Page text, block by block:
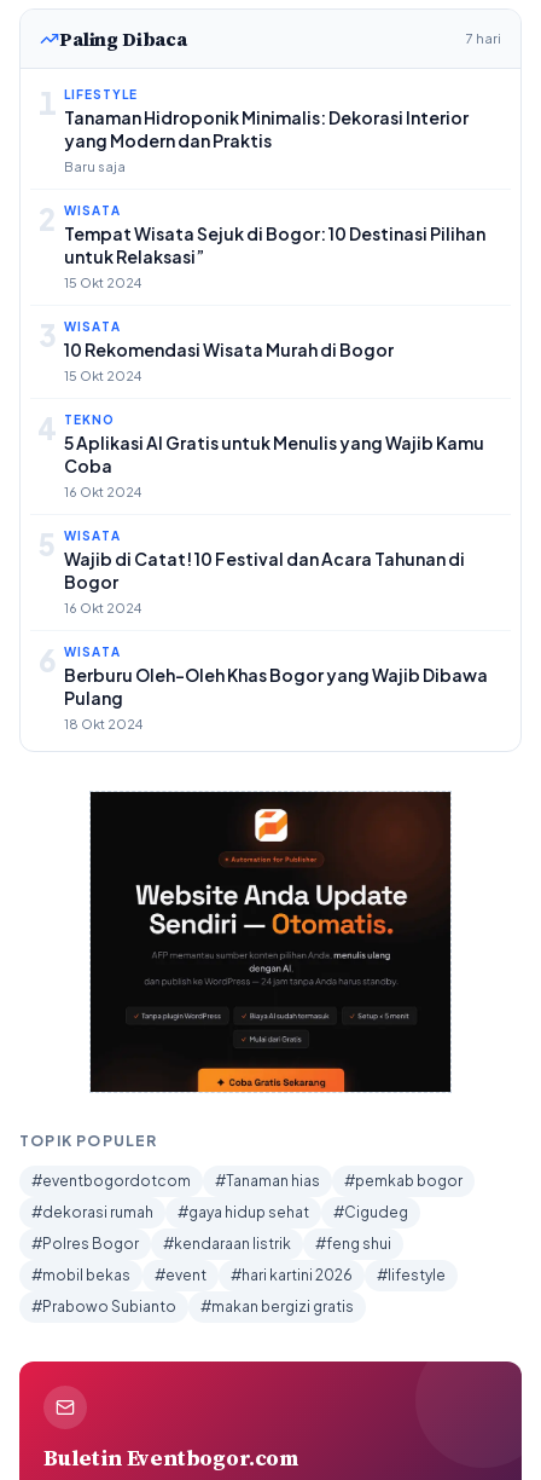
Paling Dibaca 7 hari
1 LIFESTYLE
Tanaman Hidroponik Minimalis: Dekorasi Interior
yang Modern dan Praktis
Baru saja
2 WISATA
Tempat Wisata Sejuk di Bogor: 10 Destinasi Pilihan
untuk Relaksasi”
15 Okt 2024
3 WISATA
10 Rekomendasi Wisata Murah di Bogor
15 Okt 2024
4 TEKNO
5 Aplikasi AI Gratis untuk Menulis yang Wajib Kamu
Coba
16 Okt 2024
5 WISATA
Wajib di Catat! 10 Festival dan Acara Tahunan di
Bogor
16 Okt 2024
6 WISATA
Berburu Oleh-Oleh Khas Bogor yang Wajib Dibawa
Pulang
18 Okt 2024
TOPIK POPULER
#eventbogordotcom #Tanaman hias
#pemkab bogor
#dekorasi rumah
#gaya hidup sehat
#Cigudeg
#Polres Bogor
#kendaraan listrik
#feng shui
#mobil bekas
#event #hari kartini 2026
#lifestyle
#Prabowo Subianto
#makan bergizi gratis
Buletin Eventbogor.com